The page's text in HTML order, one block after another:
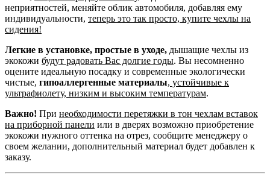
неприятностей, меняйте облик автомобиля, добавляя ему
индивидуальности, теперь это так просто, купите чехлы на
сидения!
Легкие в установке, простые в уходе, дышащие чехлы из
экокожи будут радовать Вас долгие годы. Вы несомненно
оцените идеальную посадку и современные экологически
чистые, гипоаллергенные материалы, устойчивые к
ультрафиолету, низким и высоким температурам.
Важно! При необходимости перетяжки в тон чехлам вставок
на приборной панели или в дверях возможно приобретение
экокожи нужного оттенка на отрез, сообщите менеджеру о
своем желании, дополнительный материал будет добавлен к
заказу.